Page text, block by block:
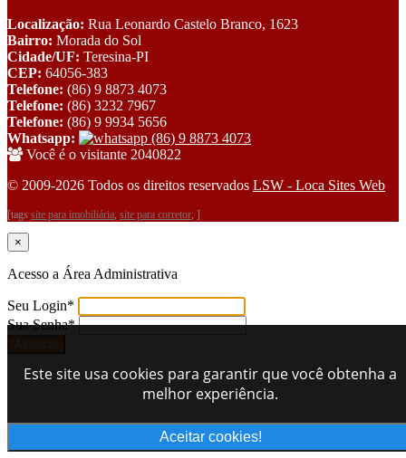
Localização: Rua Leonardo Castelo Branco, 1623
Bairro: Morada do Sol
Cidade/UF: Teresina-PI
CEP: 64056-383
Telefone: (86) 9 8873 4073
Telefone: (86) 3232 7967
Telefone: (86) 9 9934 5656
Whatsapp:
(86) 9 8873 4073
Você é o visitante 2040822
© 2009-2026 Todos os direitos reservados LSW - Loca Sites Web
[tags site para imobiliária, site para corretor, ]
×
Acesso a Área Administrativa
Seu Login*
Sua Senha*
Este site usa cookies para garantir que você obtenha a
melhor experiência.
Aceitar cookies!